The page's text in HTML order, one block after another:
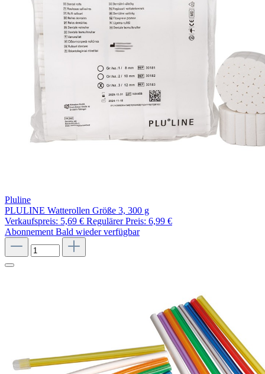
Pluline
PLULINE Watterollen Größe 3, 300 g
Verkaufspreis: 5,69 € Regulärer Preis: 6,99 €
Abonnement Bald wieder verfügbar